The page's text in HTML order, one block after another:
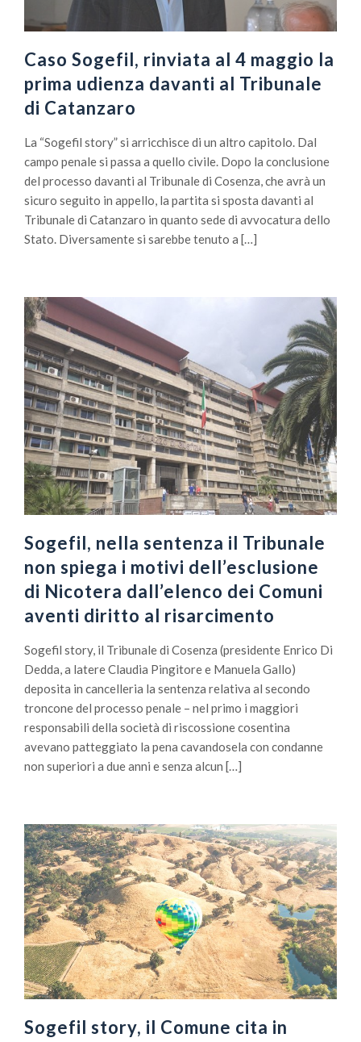
Caso Sogefil, rinviata al 4 maggio la
prima udienza davanti al Tribunale
di Catanzaro
La “Sogefil story” si arricchisce di un altro capitolo. Dal
campo penale si passa a quello civile. Dopo la conclusione
del processo davanti al Tribunale di Cosenza, che avrà un
sicuro seguito in appello, la partita si sposta davanti al
Tribunale di Catanzaro in quanto sede di avvocatura dello
Stato. Diversamente si sarebbe tenuto a […]
Sogefil, nella sentenza il Tribunale
non spiega i motivi dell’esclusione
di Nicotera dall’elenco dei Comuni
aventi diritto al risarcimento
Sogefil story, il Tribunale di Cosenza (presidente Enrico Di
Dedda, a latere Claudia Pingitore e Manuela Gallo)
deposita in cancelleria la sentenza relativa al secondo
troncone del processo penale – nel primo i maggiori
responsabili della società di riscossione cosentina
avevano patteggiato la pena cavandosela con condanne
non superiori a due anni e senza alcun […]
Sogefil story, il Comune cita in